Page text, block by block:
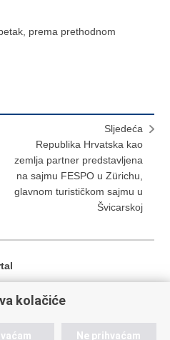
prema prethodnom
Sljedeća
Republika Hrvatska kao
zemlja partner predstavljena
na sajmu FESPO u Zürichu,
glavnom turističkom sajmu u
Švicarskoj
kolačiće
Ne prihvaćam